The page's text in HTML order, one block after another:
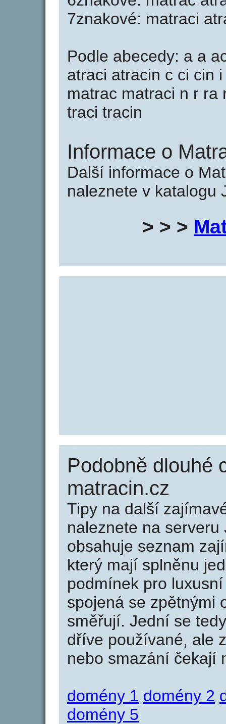
7znakové: matraci
Podle abecedy: a a
atraci atracin c ci cin
matrac matraci n r ra
traci tracin
Informace o
Další informace o
naleznete v katalogu
> > >
Podobně dlouhé
matracin.cz
Tipy na další
naleznete na serveru
obsahuje seznam
který mají splněnu
podmínek pro
spojená se zpětnými
směřují. Jední se
dříve používané, ale
nebo smazání čekají
domény 1 domény 2
domény 5